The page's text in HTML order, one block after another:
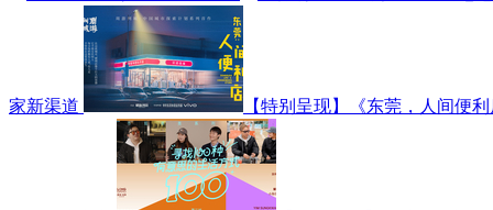
家新渠道 【特别呈现】《东莞，人间便